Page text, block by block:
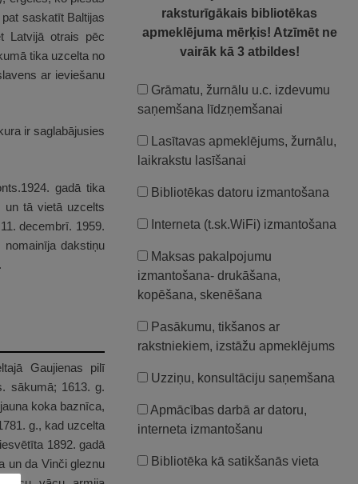
saskatīt Baltijas
Latvijā otrais pēc
tika uzcelta no
ar ieviešanu
ir saglabājusies
gadā tika
un tā vietā uzcelts
decembrī. 1959.
dakstiņu
Gaujienas pilī
sākumā; 1613. g.
koka baznīca,
g., kad uzcelta
1892. gadā
un da Vinči gleznu
raksturīgākais bibliotēkas
apmeklējuma mērķis! Atzīmēt ne
vairāk kā 3 atbildes!
Grāmatu, žurnālu u.c. izdevumu
saņemšana līdzņemšanai
Lasītavas apmeklējums, žurnālu,
laikrakstu lasīšanai
Bibliotēkas datoru izmantošana
Interneta (t.sk.WiFi) izmantošana
Maksas pakalpojumu
izmantošana- drukāšana,
kopēšana, skenēšana
Pasākumu, tikšanos ar
rakstniekiem, izstāžu apmeklējums
Uzziņu, konsultāciju saņemšana
Apmācības darbā ar datoru,
interneta izmantošanu
Bibliotēka kā satikšanās vieta